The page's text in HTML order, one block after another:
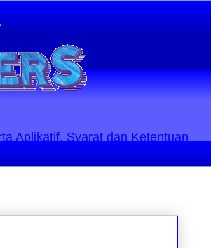
Aplikatif. Syarat dan Ketentuan